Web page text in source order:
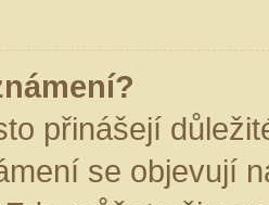
přinášejí
se objevují